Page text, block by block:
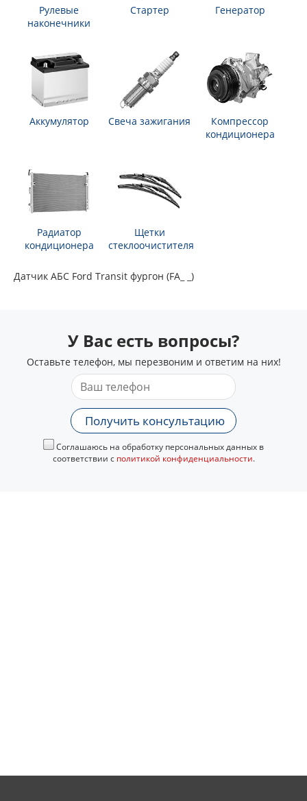
Рулевые
наконечники
Стартер Генератор
Аккумулятор Свеча зажигания
Компрессор
кондиционера
Радиатор
кондиционера
Щетки
стеклоочистителя
Датчик АБС Ford Transit фургон (FA_ _)
У Вас есть вопросы?
Оставьте телефон, мы перезвоним и ответим на них!
Получить консультацию
Соглашаюсь на обработку персональных данных в
соответствии с политикой конфиденциальности.